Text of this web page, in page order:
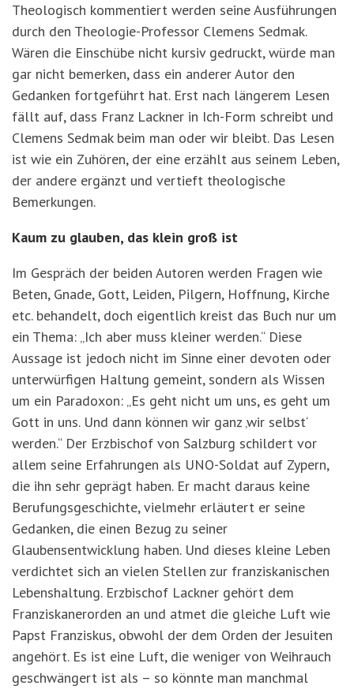
Theologisch kommentiert werden seine Ausführungen
durch den Theologie-Professor Clemens Sedmak.
Wären die Einschübe nicht kursiv gedruckt, würde man
gar nicht bemerken, dass ein anderer Autor den
Gedanken fortgeführt hat. Erst nach längerem Lesen
fällt auf, dass Franz Lackner in Ich-Form schreibt und
Clemens Sedmak beim man oder wir bleibt. Das Lesen
ist wie ein Zuhören, der eine erzählt aus seinem Leben,
der andere ergänzt und vertieft theologische
Bemerkungen.
Kaum zu glauben, das klein groß ist
Im Gespräch der beiden Autoren werden Fragen wie
Beten, Gnade, Gott, Leiden, Pilgern, Hoffnung, Kirche
etc. behandelt, doch eigentlich kreist das Buch nur um
ein Thema: „Ich aber muss kleiner werden.“ Diese
Aussage ist jedoch nicht im Sinne einer devoten oder
unterwürfigen Haltung gemeint, sondern als Wissen
um ein Paradoxon: „Es geht nicht um uns, es geht um
Gott in uns. Und dann können wir ganz ‚wir selbst‘
werden.“ Der Erzbischof von Salzburg schildert vor
allem seine Erfahrungen als UNO-Soldat auf Zypern,
die ihn sehr geprägt haben. Er macht daraus keine
Berufungsgeschichte, vielmehr erläutert er seine
Gedanken, die einen Bezug zu seiner
Glaubensentwicklung haben. Und dieses kleine Leben
verdichtet sich an vielen Stellen zur franziskanischen
Lebenshaltung. Erzbischof Lackner gehört dem
Franziskanerorden an und atmet die gleiche Luft wie
Papst Franziskus, obwohl der dem Orden der Jesuiten
angehört. Es ist eine Luft, die weniger von Weihrauch
geschwängert ist als – so könnte man manchmal